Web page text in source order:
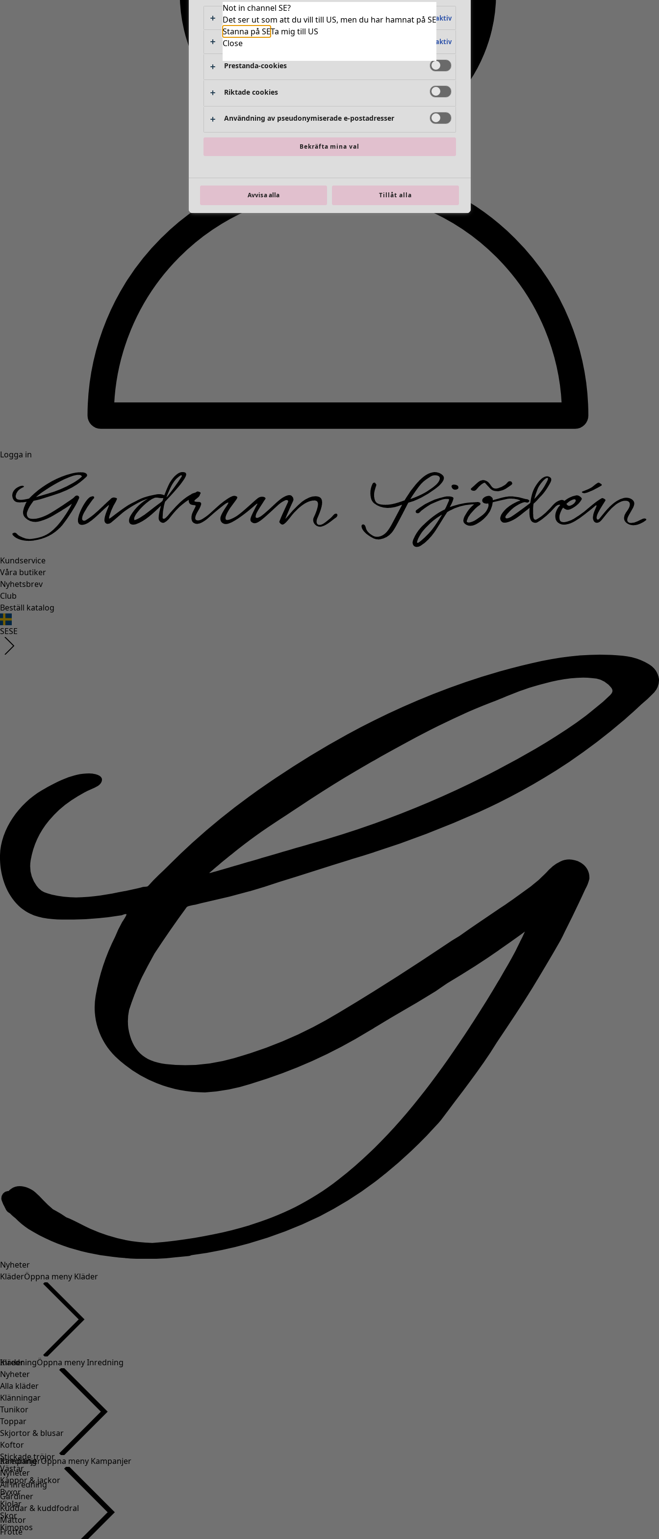
Logga in
Kundservice
Våra butiker
Nyhetsbrev
Club
Beställ katalog
SESE
Nyheter
KläderÖppna meny Kläder
Kläder
Nyheter
Alla kläder
Klänningar
Tunikor
Toppar
Skjortor & blusar
Koftor
Stickade tröjor
Västar
Kappor & jackor
Byxor
Kjolar
Skor
Kimonos
InredningÖppna meny Inredning
Inredning
Nyheter
All inredning
Gardiner
Kuddar & kuddfodral
Mattor
Frotté
KampanjerÖppna meny Kampanjer
Not in channel SE?
Det ser ut som att du vill till US, men du har hamnat på SE
Stanna på SETa mig till US
Close
Absolut nödvändiga cookies Alltid aktiv
Funktionella cookies Alltid aktiv
Prestanda-cookies
Riktade cookies
Användning av pseudonymiserade e-postadresser
Bekräfta mina val
Avvisa alla Tillåt alla